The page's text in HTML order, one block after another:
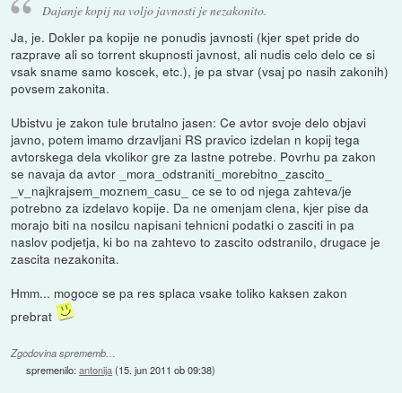
Dajanje kopij na voljo javnosti je nezakonito.
Ja, je. Dokler pa kopije ne ponudis javnosti (kjer spet pride do
razprave ali so torrent skupnosti javnost, ali nudis celo delo ce si
vsak sname samo koscek, etc.), je pa stvar (vsaj po nasih zakonih)
povsem zakonita.
Ubistvu je zakon tule brutalno jasen: Ce avtor svoje delo objavi
javno, potem imamo drzavljani RS pravico izdelan n kopij tega
avtorskega dela vkolikor gre za lastne potrebe. Povrhu pa zakon
se navaja da avtor _mora_odstraniti_morebitno_zascito_
_v_najkrajsem_moznem_casu_ ce se to od njega zahteva/je
potrebno za izdelavo kopije. Da ne omenjam clena, kjer pise da
morajo biti na nosilcu napisani tehnicni podatki o zasciti in pa
naslov podjetja, ki bo na zahtevo to zascito odstranilo, drugace je
zascita nezakonita.
Hmm... mogoce se pa res splaca vsake toliko kaksen zakon
prebrat
Zgodovina sprememb…
spremenilo:antonija(15. jun 2011 ob 09:38)